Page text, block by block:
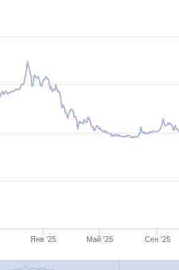
Янв '25 Май '25 Сен '25